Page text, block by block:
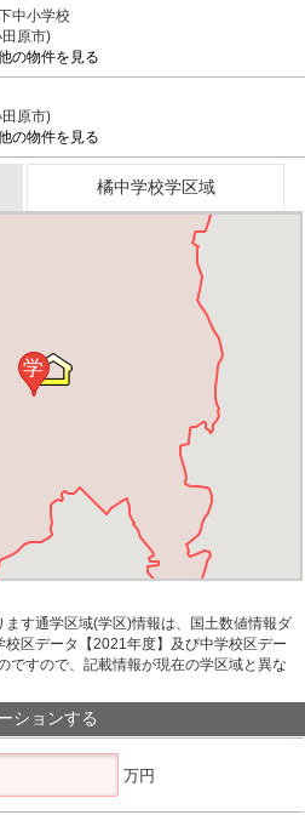
中小学校
原市)
の物件を見る
原市)
の物件を見る
橘中学校学区域
学
す通学区域(学区)情報は、国土数値情報ダ
区データ【2021年度】及び中学校区デー
ですので、記載情報が現在の学区域と異な
ションする
万円